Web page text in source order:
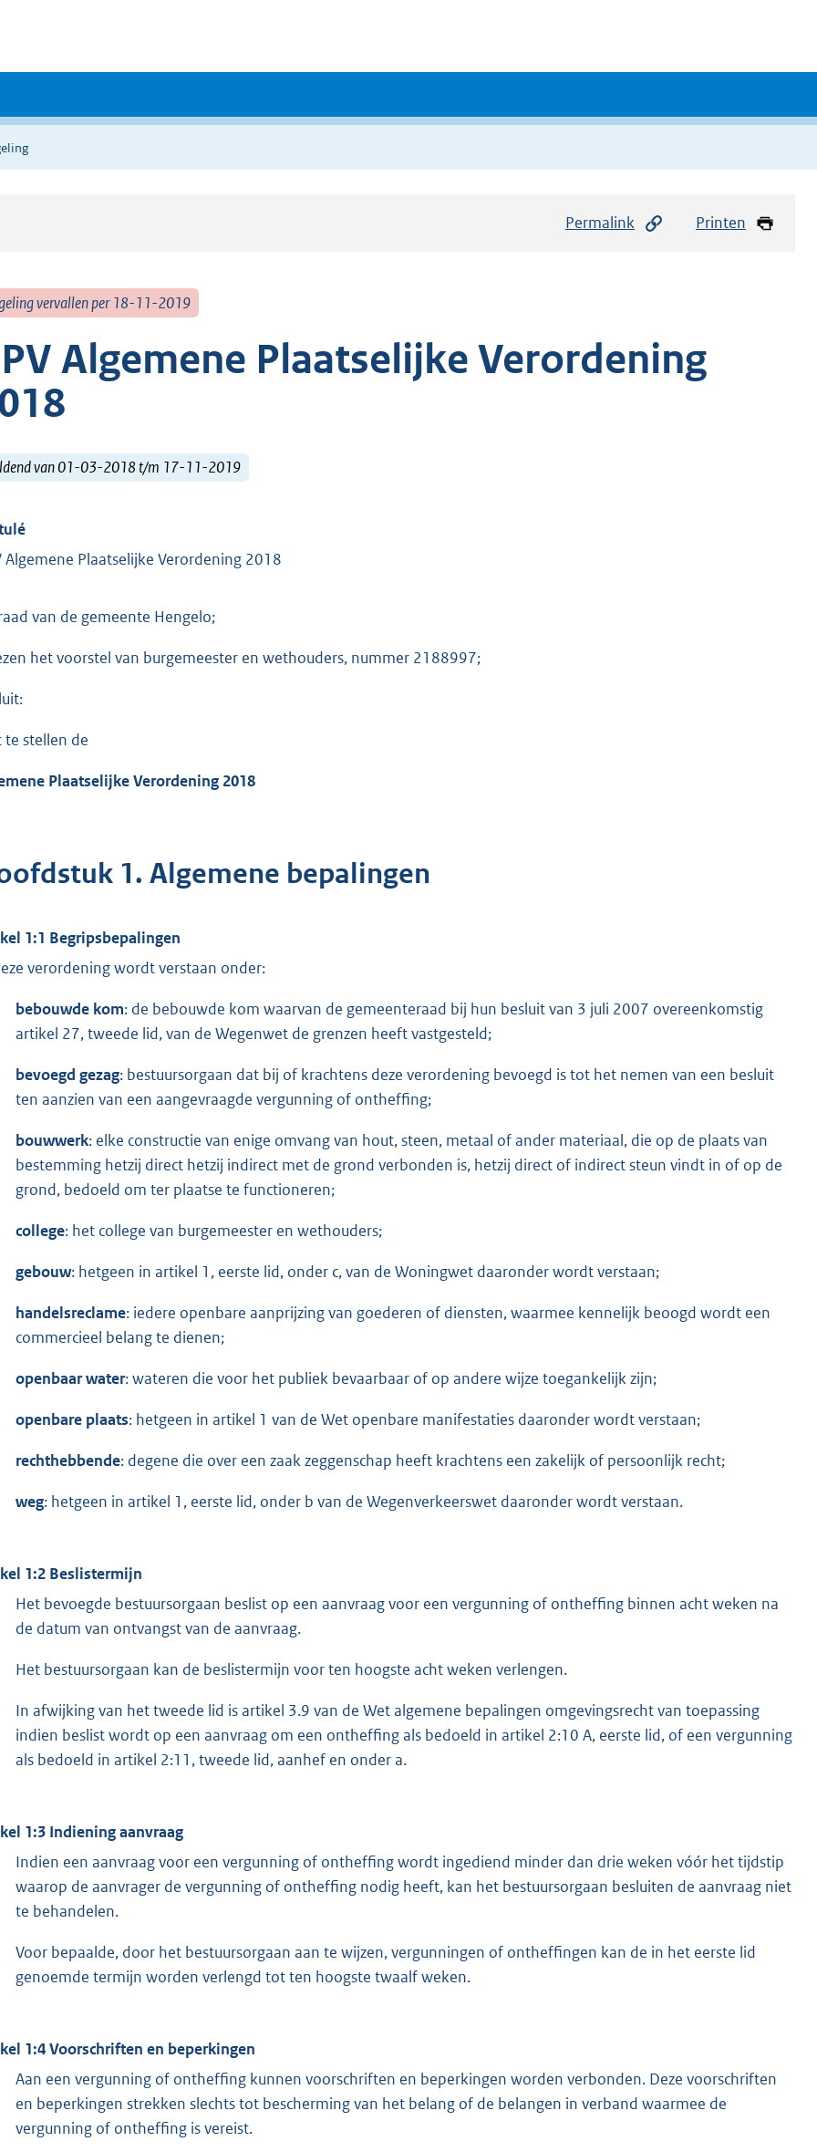
Permalink Printen
vervallen per 18-11-2019
Algemene Plaatselijke Verordening
van 01-03-2018 t/m 17-11-2019
Algemene Plaatselijke Verordening 2018
van de gemeente Hengelo;
het voorstel van burgemeester en wethouders, nummer 2188997;
te stellen de
Plaatselijke Verordening 2018
1. Algemene bepalingen
1:1 Begripsbepalingen
verordening wordt verstaan onder:
bebouwde kom: de bebouwde kom waarvan de gemeenteraad bij hun besluit van 3 juli 2007 overeenkomstig
artikel 27, tweede lid, van de Wegenwet de grenzen heeft vastgesteld;
bevoegd gezag: bestuursorgaan dat bij of krachtens deze verordening bevoegd is tot het nemen van een besluit
ten aanzien van een aangevraagde vergunning of ontheffing;
bouwwerk: elke constructie van enige omvang van hout, steen, metaal of ander materiaal, die op de plaats van
bestemming hetzij direct hetzij indirect met de grond verbonden is, hetzij direct of indirect steun vindt in of op de
grond, bedoeld om ter plaatse te functioneren;
college: het college van burgemeester en wethouders;
gebouw: hetgeen in artikel 1, eerste lid, onder c, van de Woningwet daaronder wordt verstaan;
handelsreclame: iedere openbare aanprijzing van goederen of diensten, waarmee kennelijk beoogd wordt een
commercieel belang te dienen;
openbaar water: wateren die voor het publiek bevaarbaar of op andere wijze toegankelijk zijn;
openbare plaats: hetgeen in artikel 1 van de Wet openbare manifestaties daaronder wordt verstaan;
rechthebbende: degene die over een zaak zeggenschap heeft krachtens een zakelijk of persoonlijk recht;
weg: hetgeen in artikel 1, eerste lid, onder b van de Wegenverkeerswet daaronder wordt verstaan.
1:2 Beslistermijn
Het bevoegde bestuursorgaan beslist op een aanvraag voor een vergunning of ontheffing binnen acht weken na
de datum van ontvangst van de aanvraag.
Het bestuursorgaan kan de beslistermijn voor ten hoogste acht weken verlengen.
In afwijking van het tweede lid is artikel 3.9 van de Wet algemene bepalingen omgevingsrecht van toepassing
indien beslist wordt op een aanvraag om een ontheffing als bedoeld in artikel 2:10 A, eerste lid, of een vergunning
als bedoeld in artikel 2:11, tweede lid, aanhef en onder a.
1:3 Indiening aanvraag
Indien een aanvraag voor een vergunning of ontheffing wordt ingediend minder dan drie weken vóór het tijdstip
waarop de aanvrager de vergunning of ontheffing nodig heeft, kan het bestuursorgaan besluiten de aanvraag niet
te behandelen.
Voor bepaalde, door het bestuursorgaan aan te wijzen, vergunningen of ontheffingen kan de in het eerste lid
genoemde termijn worden verlengd tot ten hoogste twaalf weken.
1:4 Voorschriften en beperkingen
Aan een vergunning of ontheffing kunnen voorschriften en beperkingen worden verbonden. Deze voorschriften
en beperkingen strekken slechts tot bescherming van het belang of de belangen in verband waarmee de
vergunning of ontheffing is vereist.